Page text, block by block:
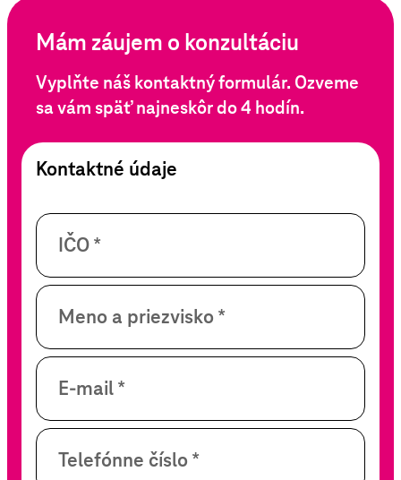
Mám záujem o konzultáciu
Vyplňte náš kontaktný formulár. Ozveme
sa vám späť najneskôr do 4 hodín.
Kontaktné údaje
IČO *
Meno a priezvisko *
E-mail *
Telefónne číslo *